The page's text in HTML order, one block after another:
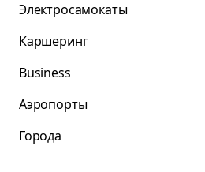
Электросамокаты
Каршеринг
Business
Аэропорты
Города